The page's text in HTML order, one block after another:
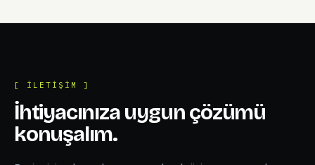
[ İLETIŞIM ]
İhtiyacınıza uygun çözümü
konuşalım.